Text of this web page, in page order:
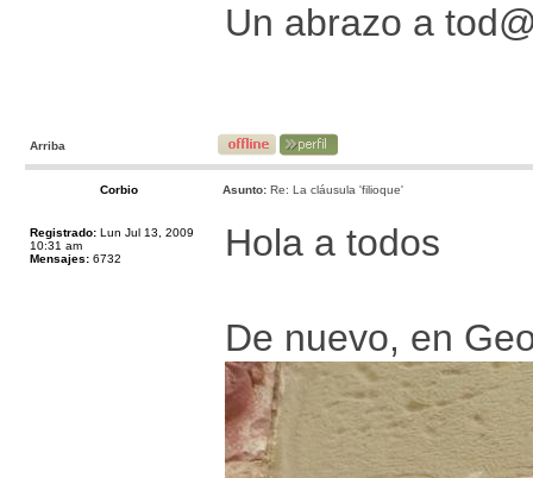
Un abrazo a
Arriba
Corbio Asunto: Re: La cláusula 'filioque'
Registrado: Lun Jul 13, 2009
10:31 am
Mensajes: 6732 Hola a todos
De nuevo, en